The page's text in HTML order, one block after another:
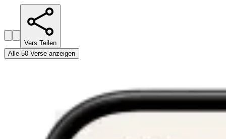
Vers Teilen
Alle 50 Verse anzeigen